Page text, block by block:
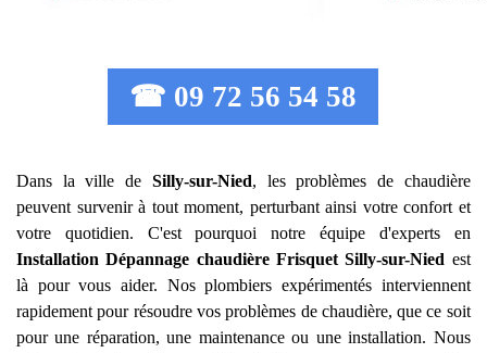
☎ 09 72 56 54 58
Dans la ville de Silly-sur-Nied, les problèmes de chaudière
peuvent survenir à tout moment, perturbant ainsi votre confort et
votre quotidien. C'est pourquoi notre équipe d'experts en
Installation Dépannage chaudière Frisquet Silly-sur-Nied est
là pour vous aider. Nos plombiers expérimentés interviennent
rapidement pour résoudre vos problèmes de chaudière, que ce soit
pour une réparation, une maintenance ou une installation. Nous